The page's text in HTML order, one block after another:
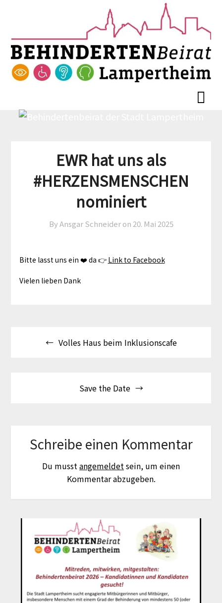
EWR hat uns als
#HERZENSMENSCHEN
nominiert
By Ansgar Schneider on20. Mai 2025
Bitte lasst uns ein ❤️ da 👉 Link to Facebook
Vielen lieben Dank
Volles Haus beim Inklusionscafe
Save the Date
Schreibe einen Kommentar
Du musst angemeldet sein, um einen
Kommentar abzugeben.